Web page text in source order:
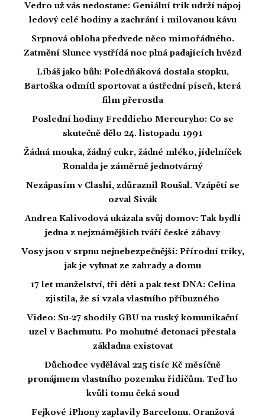
Vedro už vás nedostane: Geniální trik udrží nápoj
ledový celé hodiny a zachrání i milovanou kávu
Srpnová obloha předvede něco mimořádného.
Zatmění Slunce vystřídá noc plná padajících hvězd
Líbáš jako bůh: Poledňáková dostala stopku,
Bartoška odmítl sportovat a ústřední píseň, která
film přerostla
Poslední hodiny Freddieho Mercuryho: Co se
skutečně dělo 24. listopadu 1991
Žádná mouka, žádný cukr, žádné mléko, jídelníček
Ronalda je záměrně jednotvárný
Nezápasím v Clashi, zdůraznil Roušal. Vzápětí se
ozval Sivák
Andrea Kalivodová ukázala svůj domov: Tak bydlí
jedna z nejznámějších tváří české zábavy
Vosy jsou v srpnu nejnebezpečnější: Přírodní triky,
jak je vyhnat ze zahrady a domu
17 let manželství, tři děti a pak test DNA: Celina
zjistila, že si vzala vlastního příbuzného
Video: Su-27 shodily GBU na ruský komunikační
uzel v Bachmutu. Po mohutné detonaci přestala
základna existovat
Důchodce vydělával 225 tisíc Kč měsíčně
pronájmem vlastního pozemku řidičům. Teď ho
kvůli tomu čeká soud
Fejkové iPhony zaplavily Barcelonu. Oranžová